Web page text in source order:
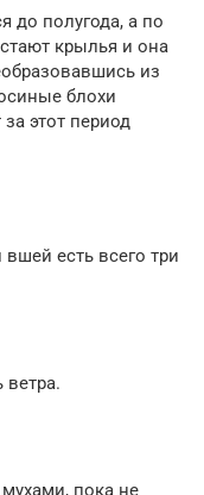
до полугода, а по
крылья и она
из
блохи
этот период
есть всего три
пока не